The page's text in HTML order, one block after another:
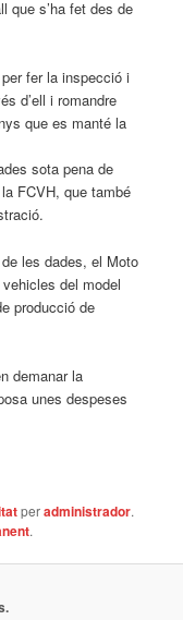
que s’ha fet des de
fer la inspecció i
d’ell i romandre
que es manté la
sota pena de
FCVH, que també
les dades, el Moto
del model
producció de
demanar la
unes despeses
peradministrador.
.